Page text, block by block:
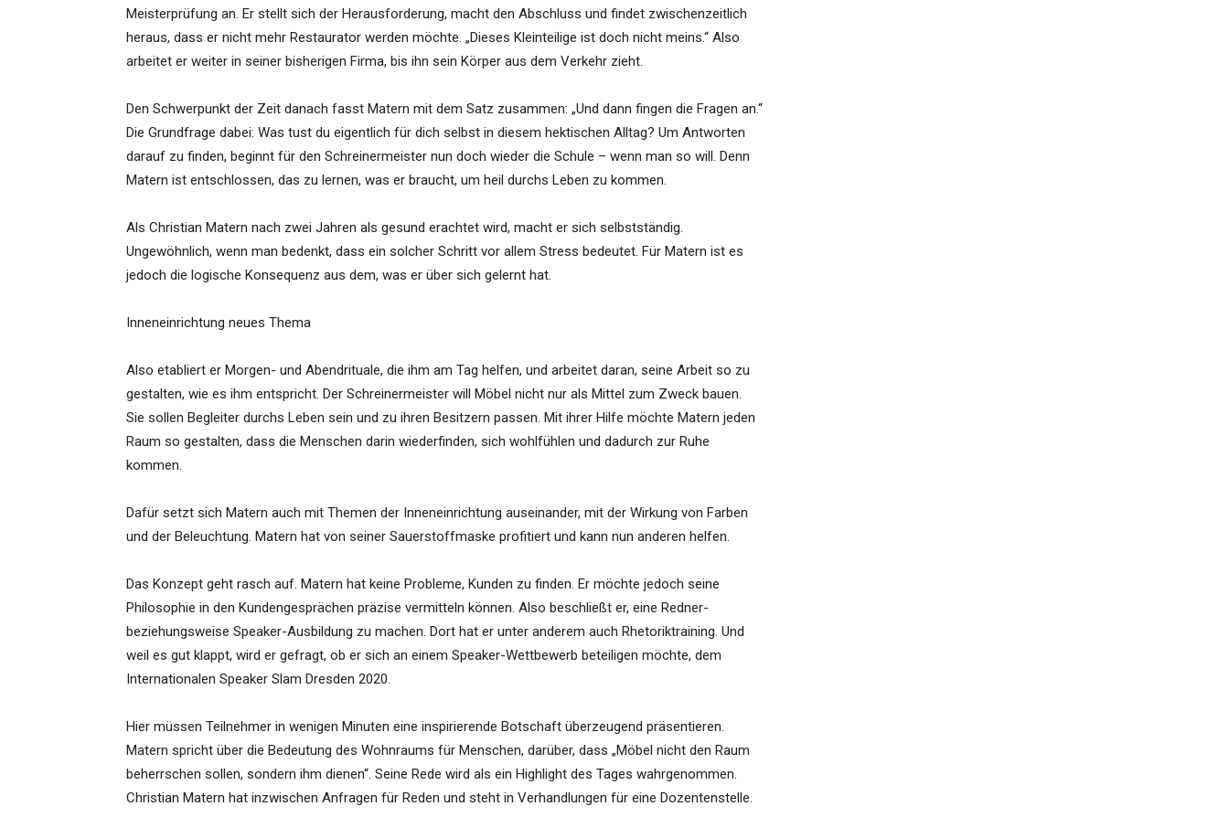
Meisterprüfung an. Er stellt sich der Herausforderung, macht den Abschluss und findet zwischenzeitlich
heraus, dass er nicht mehr Restaurator werden möchte. „Dieses Kleinteilige ist doch nicht meins.“ Also
arbeitet er weiter in seiner bisherigen Firma, bis ihn sein Körper aus dem Verkehr zieht.
Den Schwerpunkt der Zeit danach fasst Matern mit dem Satz zusammen: „Und dann fingen die Fragen an.“
Die Grundfrage dabei: Was tust du eigentlich für dich selbst in diesem hektischen Alltag? Um Antworten
darauf zu finden, beginnt für den Schreinermeister nun doch wieder die Schule – wenn man so will. Denn
Matern ist entschlossen, das zu lernen, was er braucht, um heil durchs Leben zu kommen.
Als Christian Matern nach zwei Jahren als gesund erachtet wird, macht er sich selbstständig.
Ungewöhnlich, wenn man bedenkt, dass ein solcher Schritt vor allem Stress bedeutet. Für Matern ist es
jedoch die logische Konsequenz aus dem, was er über sich gelernt hat.
Inneneinrichtung neues Thema
Also etabliert er Morgen- und Abendrituale, die ihm am Tag helfen, und arbeitet daran, seine Arbeit so zu
gestalten, wie es ihm entspricht. Der Schreinermeister will Möbel nicht nur als Mittel zum Zweck bauen.
Sie sollen Begleiter durchs Leben sein und zu ihren Besitzern passen. Mit ihrer Hilfe möchte Matern jeden
Raum so gestalten, dass die Menschen darin wiederfinden, sich wohlfühlen und dadurch zur Ruhe
kommen.
Dafür setzt sich Matern auch mit Themen der Inneneinrichtung auseinander, mit der Wirkung von Farben
und der Beleuchtung. Matern hat von seiner Sauerstoffmaske profitiert und kann nun anderen helfen.
Das Konzept geht rasch auf. Matern hat keine Probleme, Kunden zu finden. Er möchte jedoch seine
Philosophie in den Kundengesprächen präzise vermitteln können. Also beschließt er, eine Redner-
beziehungsweise Speaker-Ausbildung zu machen. Dort hat er unter anderem auch Rhetoriktraining. Und
weil es gut klappt, wird er gefragt, ob er sich an einem Speaker-Wettbewerb beteiligen möchte, dem
Internationalen Speaker Slam Dresden 2020.
Hier müssen Teilnehmer in wenigen Minuten eine inspirierende Botschaft überzeugend präsentieren.
Matern spricht über die Bedeutung des Wohnraums für Menschen, darüber, dass „Möbel nicht den Raum
beherrschen sollen, sondern ihm dienen“. Seine Rede wird als ein Highlight des Tages wahrgenommen.
Christian Matern hat inzwischen Anfragen für Reden und steht in Verhandlungen für eine Dozentenstelle.